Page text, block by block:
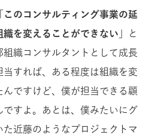
このコンサルティング事業の延
を変えることができない 」と
組織コンサルタントとして成長
当すれば、ある程度は組織を変
んですけど、僕が担当できる顧
すよ。あとは、僕みたいにグ
た近藤のようなプロジェクトマ